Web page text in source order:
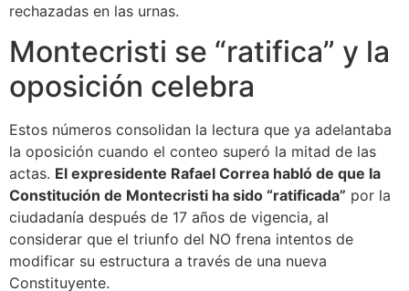
rechazadas en las urnas.
Montecristi se “ratifica” y la
oposición celebra
Estos números consolidan la lectura que ya adelantaba
la oposición cuando el conteo superó la mitad de las
actas. El expresidente Rafael Correa habló de que la
Constitución de Montecristi ha sido “ratificada” por la
ciudadanía después de 17 años de vigencia, al
considerar que el triunfo del NO frena intentos de
modificar su estructura a través de una nueva
Constituyente.